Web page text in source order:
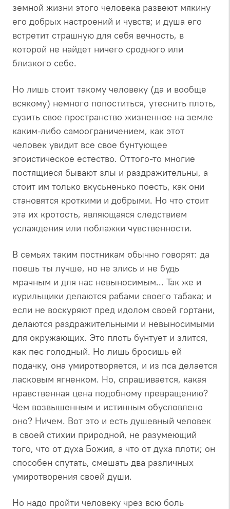
земной жизни этого человека развеют мякину
его добрых настроений и чувств; и душа его
встретит страшную для себя вечность, в
которой не найдет ничего сродного или
близкого себе.
Но лишь стоит такому человеку (да и вообще
всякому) немного попоститься, утеснить плоть,
сузить свое пространство жизненное на земле
каким-либо самоограничением, как этот
человек увидит все свое бунтующее
эгоистическое естество. Оттого-то многие
постящиеся бывают злы и раздражительны, а
стоит им только вкусьненько поесть, как они
становятся кроткими и добрыми. Но что стоит
эта их кротость, являющаяся следствием
услаждения или поблажки чувственности.
В семьях таким постникам обычно говорят: да
поешь ты лучше, но не злись и не будь
мрачным и для нас невыносимым... Так же и
курильщики делаются рабами своего табака; и
если не воскуряют пред идолом своей гортани,
делаются раздражительными и невыносимыми
для окружающих. Это плоть бунтует и злится,
как пес голодный. Но лишь бросишь ей
подачку, она умиротворяется, и из пса делается
ласковым ягненком. Но, спрашивается, какая
нравственная цена подобному превращению?
Чем возвышенным и истинным обусловлено
оно? Ничем. Вот это и есть душевный человек
в своей стихии природной, не разумеющий
того, что от духа Божия, а что от духа плоти; он
способен спутать, смешать два различных
умиротворения своей души.
Но надо пройти человеку чрез всю боль